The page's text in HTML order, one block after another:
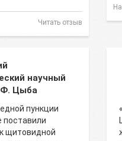
Читать отзыв
научный
Цыба
пункции
щитовидной